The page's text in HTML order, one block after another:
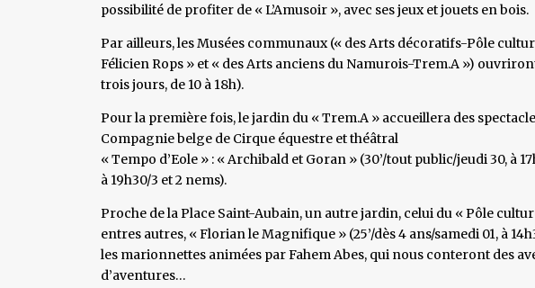
possibilité de profiter de « L’Amusoir », avec ses jeux et jouets en bois.
Par ailleurs, les Musées communaux (« des Arts décoratifs-Pôle
Félicien Rops » et « des Arts anciens du Namurois-Trem.A »)
trois jours, de 10 à 18h).
Pour la première fois, le jardin du « Trem.A » accueillera des
Compagnie belge de Cirque équestre et théâtral
« Tempo d’Eole » : « Archibald et Goran » (30’/tout public/jeudi 30, à
à 19h30/3 et 2 nems).
Proche de la Place Saint-Aubain, un autre jardin, celui du « Pôle
entres autres, « Florian le Magnifique » (25’/dès 4 ans/samedi 01, à
les marionnettes animées par Fahem Abes, qui nous conteront des
d’aventures…